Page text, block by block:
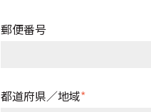
郵便番号
都道府県／地域*